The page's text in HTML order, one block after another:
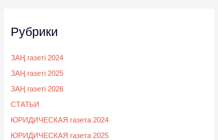
Рубрики
ЗАҢ газеті 2024
ЗАҢ газеті 2025
ЗАҢ газеті 2026
СТАТЬИ
ЮРИДИЧЕСКАЯ газета 2024
ЮРИДИЧЕСКАЯ газета 2025